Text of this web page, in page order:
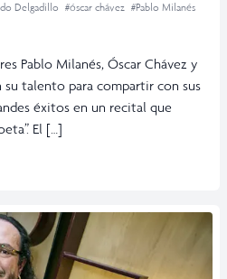
Delgadillo #óscar chávez #Pablo Milanés
Pablo Milanés, Óscar Chávez y
talento para compartir con sus
éxitos en un recital que
El […]